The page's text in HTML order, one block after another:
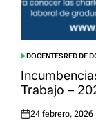
POSTED
IN
DOCENTESRED DE
Trabajo –
Posted
24 febrero, 2026